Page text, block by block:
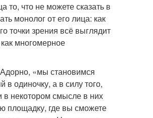
что не можете сказать в
монолог от его лица: как
точки зрения всё выглядит
многомерное
«мы становимся
одиночку, а в силу того,
некотором смысле в них
площадку, где вы сможете